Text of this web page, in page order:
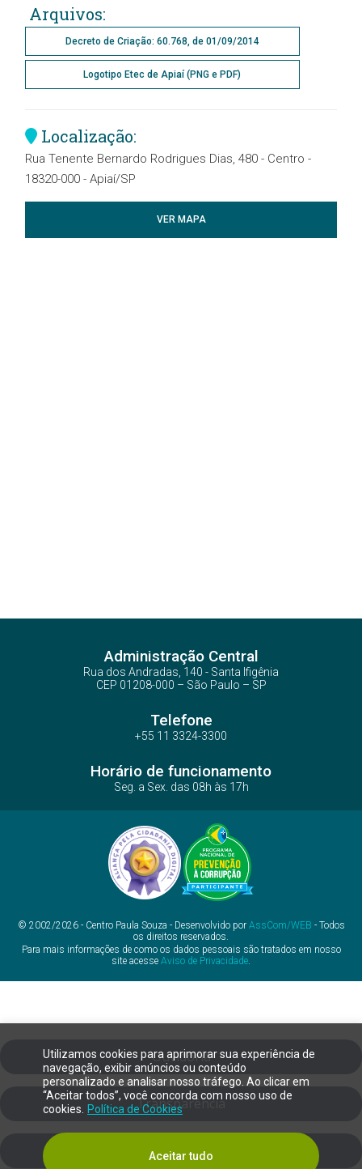
Utilizamos cookies para aprimorar sua experiência de
navegação, exibir anúncios ou conteúdo
personalizado e analisar nosso tráfego. Ao clicar em
“Aceitar todos”, você concorda com nosso uso de
cookies.
Política de Cookies
Aceitar tudo
Arquivos:
Decreto de Criação: 60.768, de 01/09/2014
Logotipo Etec de Apiaí (PNG e PDF)
Localização:
Rua Tenente Bernardo Rodrigues Dias, 480 - Centro -
18320-000 - Apiaí/SP
VER MAPA
Administração Central
Rua dos Andradas, 140 - Santa Ifigênia
CEP 01208-000 – São Paulo – SP
Telefone
+55 11 3324-3300
Horário de funcionamento
Seg. a Sex. das 08h às 17h
© 2002/2026 - Centro Paula Souza - Desenvolvido por AssCom/WEB - Todos
os direitos reservados.
Para mais informações de como os dados pessoais são tratados em nosso
site acesse Aviso de Privacidade.
Ouvidoria
Transparência
SIC